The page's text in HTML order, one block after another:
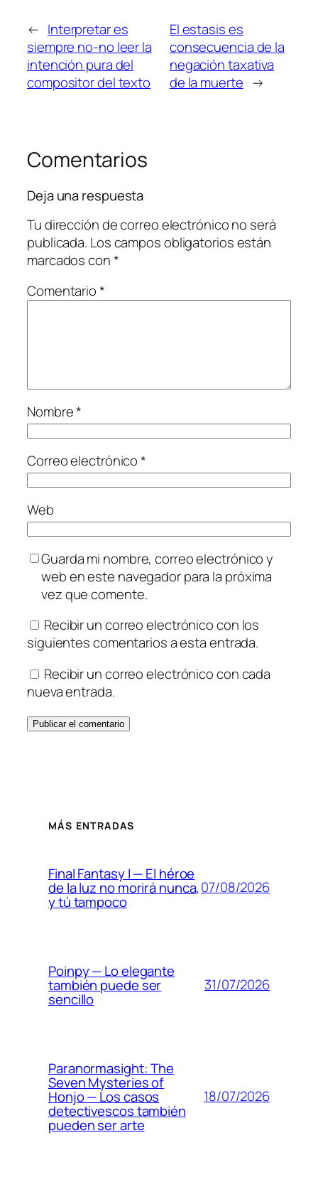
← Interpretar es
siempre no-no leer la
intención pura del
compositor del texto
El estasis es
consecuencia de la
negación taxativa
de la muerte →
Comentarios
Deja una respuesta
Tu dirección de correo electrónico no será
publicada. Los campos obligatorios están
marcados con*
Comentario*
Nombre*
Correo electrónico*
Web
Guarda mi nombre, correo electrónico y
web en este navegador para la próxima
vez que comente.
Recibir un correo electrónico con los
siguientes comentarios a esta entrada.
Recibir un correo electrónico con cada
nueva entrada.
MÁS ENTRADAS
Final Fantasy I — El héroe
de la luz no morirá nunca,
y tú tampoco
07/08/2026
Poinpy — Lo elegante
también puede ser
sencillo
31/07/2026
Paranormasight: The
Seven Mysteries of
Honjo — Los casos
detectivescos también
pueden ser arte
18/07/2026